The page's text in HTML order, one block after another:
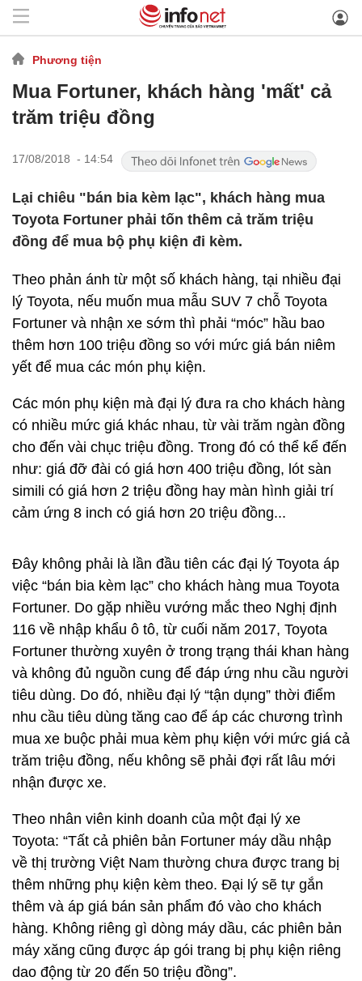
Phương tiện
Mua Fortuner, khách hàng 'mất' cả
trăm triệu đồng
17/08/2018 - 14:54
Lại chiêu "bán bia kèm lạc", khách hàng mua
Toyota Fortuner phải tốn thêm cả trăm triệu
đồng để mua bộ phụ kiện đi kèm.
Theo phản ánh từ một số khách hàng, tại nhiều đại
lý Toyota, nếu muốn mua mẫu SUV 7 chỗ Toyota
Fortuner và nhận xe sớm thì phải “móc” hầu bao
thêm hơn 100 triệu đồng so với mức giá bán niêm
yết để mua các món phụ kiện.
Các món phụ kiện mà đại lý đưa ra cho khách hàng
có nhiều mức giá khác nhau, từ vài trăm ngàn đồng
cho đến vài chục triệu đồng. Trong đó có thể kể đến
như: giá đỡ đài có giá hơn 400 triệu đồng, lót sàn
simili có giá hơn 2 triệu đồng hay màn hình giải trí
cảm ứng 8 inch có giá hơn 20 triệu đồng...
Đây không phải là lần đầu tiên các đại lý Toyota áp
việc “bán bia kèm lạc” cho khách hàng mua Toyota
Fortuner. Do gặp nhiều vướng mắc theo Nghị định
116 về nhập khẩu ô tô, từ cuối năm 2017, Toyota
Fortuner thường xuyên ở trong trạng thái khan hàng
và không đủ nguồn cung để đáp ứng nhu cầu người
tiêu dùng. Do đó, nhiều đại lý “tận dụng” thời điểm
nhu cầu tiêu dùng tăng cao để áp các chương trình
mua xe buộc phải mua kèm phụ kiện với mức giá cả
trăm triệu đồng, nếu không sẽ phải đợi rất lâu mới
nhận được xe.
Theo nhân viên kinh doanh của một đại lý xe
Toyota: “Tất cả phiên bản Fortuner máy dầu nhập
về thị trường Việt Nam thường chưa được trang bị
thêm những phụ kiện kèm theo. Đại lý sẽ tự gắn
thêm và áp giá bán sản phẩm đó vào cho khách
hàng. Không riêng gì dòng máy dầu, các phiên bản
máy xăng cũng được áp gói trang bị phụ kiện riêng
dao động từ 20 đến 50 triệu đồng”.